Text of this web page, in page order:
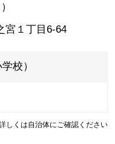
）
宮１丁目6-64
校）
しくは自治体にご確認ください